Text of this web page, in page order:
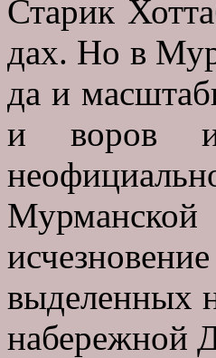
Старик
дах. Но в
да и
и воров и
Мурманской
выделенных
набережной